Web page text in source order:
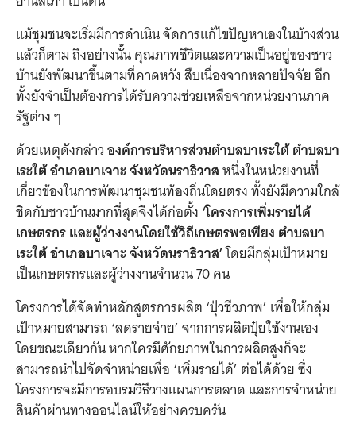
แม้ชุมชนจะเริ่มมีการดำเนิน จัดการแก้ไขปัญหาเองในบ้างส่วน
แล้วก็ตาม ถึงอย่างนั้น คุณภาพชีวิตและความเป็นอยู่ของชาว
บ้านยังพัฒนาขึ้นตามที่คาดหวัง สืบเนื่องจากหลายปัจจัย อีก
ทั้งยังจำเป็นต้องการได้รับความช่วยเหลือจากหน่วยงานภาค
รัฐต่าง ๆ
ด้วยเหตุดังกล่าวองค์การบริหารส่วนตำบลบาเระใต้ ตำบลบา
เระใต้ อำเภอบาเจาะ จังหวัดนราธิวาสหนึ่งในหน่วยงานที่
เกี่ยวข้องในการพัฒนาชุมชนท้องถิ่นโดยตรง ทั้งยังมีความใกล้
ชิดกับชาวบ้านมากที่สุดจึงได้ก่อตั้ง ‘โครงการเพิ่มรายได้
เกษตรกร และผู้ว่างงานโดยใช้วิถีเกษตรพอเพียง ตำบลบา
เระใต้ อำเภอบาเจาะ จังหวัดนราธิวาส’โดยมีกลุ่มเป้าหมาย
เป็นเกษตรกรและผู้ว่างงานจำนวน 70 คน
โครงการได้จัดทำหลักสูตรการผลิต ‘ปุ๋วชีวภาพ’ เพื่อให้กลุ่ม
เป้าหมายสามารถ ‘ลดรายจ่าย’ จากการผลิตปุ๋ยใช้งานเอง
โดยขณะเดียวกัน หากใครมีศักยภาพในการผลิตสูงก็จะ
สามารถนำไปจัดจำหน่ายเพื่อ ‘เพิ่มรายได้’ ต่อได้ด้วย ซึ่ง
โครงการจะมีการอบรมวิธีวางแผนการตลาด และการจำหน่าย
สินค้าผ่านทางออนไลน์ให้อย่างครบครัน